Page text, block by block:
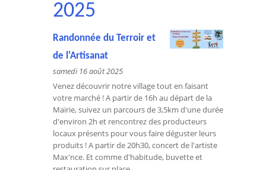
2025
Randonnée du Terroir et
de l'Artisanat
samedi 16 août 2025
Venez découvrir notre village tout en faisant
votre marché ! A partir de 16h au départ de la
Mairie, suivez un parcours de 3,5km d'une durée
d'environ 2h et rencontrez des producteurs
locaux présents pour vous faire déguster leurs
produits ! A partir de 20h30, concert de l'artiste
Max'nce. Et comme d'habitude, buvette et